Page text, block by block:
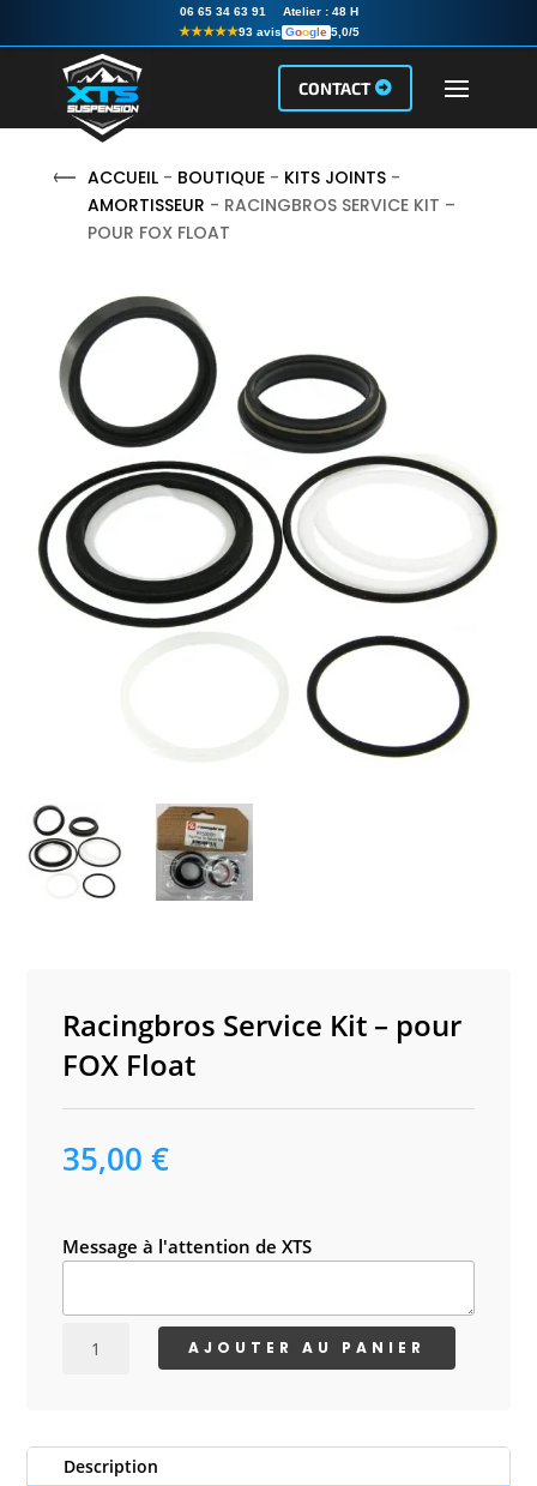
06 65 34 63 91 Atelier : 48 H
★★★★★93 avis Google 5,0/5
CONTACT
ACCUEIL - BOUTIQUE - KITS JOINTS -
AMORTISSEUR - RACINGBROS SERVICE KIT –
POUR FOX FLOAT
Racingbros Service Kit – pour
FOX Float
35,00€
Message à l'attention de XTS
Kit
-
AJOUTER AU PANIER
Description